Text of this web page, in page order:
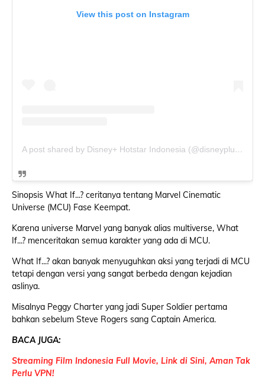
View this post on Instagram
A post shared by Disney+ Hotstar Indonesia (@disneyplushotstarid)
Sinopsis What If...? ceritanya tentang Marvel Cinematic
Universe (MCU) Fase Keempat.
Karena universe Marvel yang banyak alias multiverse, What
If...? menceritakan semua karakter yang ada di MCU.
What If...? akan banyak menyuguhkan aksi yang terjadi di MCU
tetapi dengan versi yang sangat berbeda dengan kejadian
aslinya.
Misalnya Peggy Charter yang jadi Super Soldier pertama
bahkan sebelum Steve Rogers sang Captain America.
BACA JUGA:
Streaming Film Indonesia Full Movie, Link di Sini, Aman Tak
Perlu VPN!